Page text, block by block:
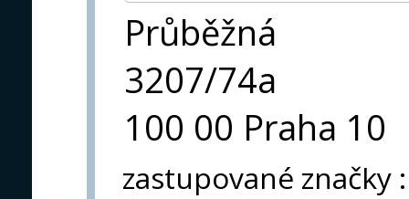
Průběžná
3207/74a
100 00 Praha 10
zastupované značky :